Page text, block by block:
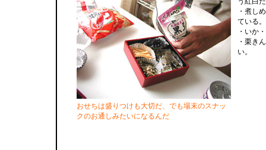
おせちは盛りつけも大切だ、でも場末のスナッ
クのお通しみたいになるんだ
・煮し
ている
・いか
・栗き
い。